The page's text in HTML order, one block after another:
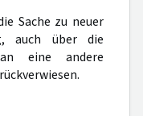
Sache zu neuer
auch über die
eine andere